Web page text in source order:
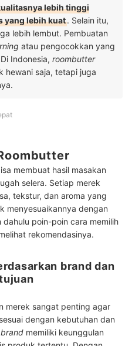
lebih tinggi
yang lebih kuat. Selain itu,
lebih lembut. Pembuatan
atau pengocokkan yang
Indonesia, roombutter
hewani saja, tetapi juga
membuat hasil masakan
selera. Setiap merek
tekstur, dan aroma yang
menyesuaikannya dengan
poin-poin cara memilih
rekomendasinya.
brand dan
merek sangat penting agar
dengan kebutuhan dan
brand memiliki keunggulan